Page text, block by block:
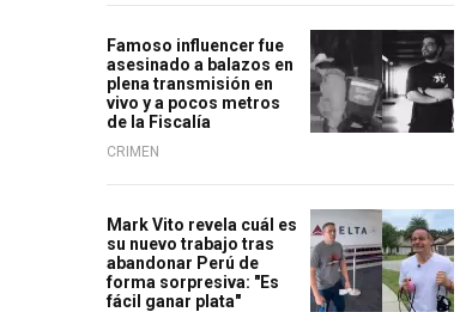
Famoso influencer fue
asesinado a balazos en
plena transmisión en
vivo y a pocos metros
de la Fiscalía
CRIMEN
Mark Vito revela cuál es
su nuevo trabajo tras
abandonar Perú de
forma sorpresiva: "Es
fácil ganar plata"